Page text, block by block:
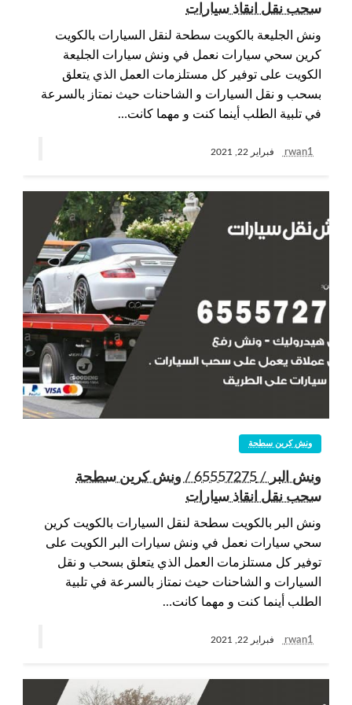
سحب نقل انقاذ سيارات
ونش الجليعة بالكويت سطحة لنقل السيارات بالكويت
كرين سحي سيارات نعمل في ونش سيارات الجليعة
الكويت على توفير كل مستلزمات العمل الذي يتعلق
بسحب و نقل السيارات و الشاحنات حيث نمتاز بالسرعة
في تلبية الطلب أينما كنت و مهما كانت…
rwan1 فبراير 22, 2021
ونش كرين سطحة
ونش البر / 65557275 / ونش كرين سطحة
سحب نقل انقاذ سيارات
ونش البر بالكويت سطحة لنقل السيارات بالكويت كرين
سحي سيارات نعمل في ونش سيارات البر الكويت على
توفير كل مستلزمات العمل الذي يتعلق بسحب و نقل
السيارات و الشاحنات حيث نمتاز بالسرعة في تلبية
الطلب أينما كنت و مهما كانت…
rwan1 فبراير 22, 2021